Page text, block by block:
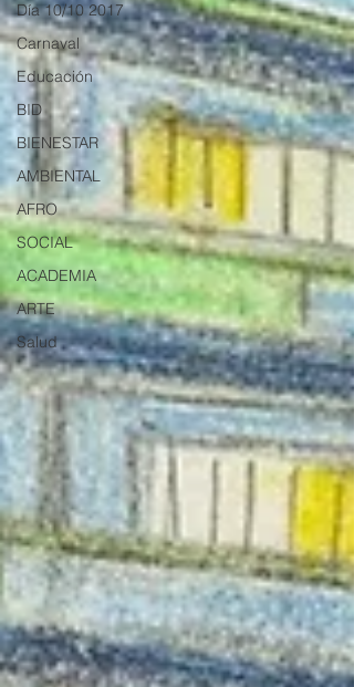
Día 10/10 2017
Carnaval
Educación
BID
BIENESTAR
AMBIENTAL
AFRO
SOCIAL
ACADEMIA
ARTE
Salud